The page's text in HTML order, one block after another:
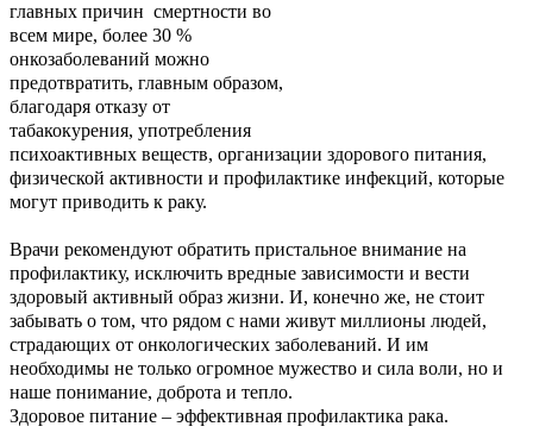
главных причин смертности во
всем мире, более 30 %
онкозаболеваний можно
предотвратить, главным образом,
благодаря отказу от
табакокурения, употребления
психоактивных веществ, организации здорового питания,
физической активности и профилактике инфекций, которые
могут приводить к раку.
Врачи рекомендуют обратить пристальное внимание на
профилактику, исключить вредные зависимости и вести
здоровый активный образ жизни. И, конечно же, не стоит
забывать о том, что рядом с нами живут миллионы людей,
страдающих от онкологических заболеваний. И им
необходимы не только огромное мужество и сила воли, но и
наше понимание, доброта и тепло.
Здоровое питание – эффективная профилактика рака.